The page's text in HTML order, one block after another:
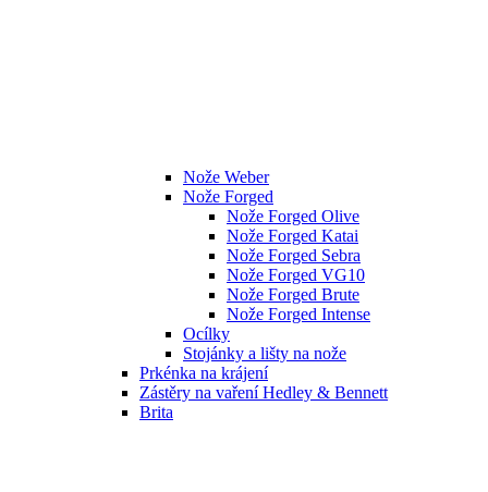
Nože Weber
Nože Forged
Nože Forged Olive
Nože Forged Katai
Nože Forged Sebra
Nože Forged VG10
Nože Forged Brute
Nože Forged Intense
Ocílky
Stojánky a lišty na nože
Prkénka na krájení
Zástěry na vaření Hedley & Bennett
Brita